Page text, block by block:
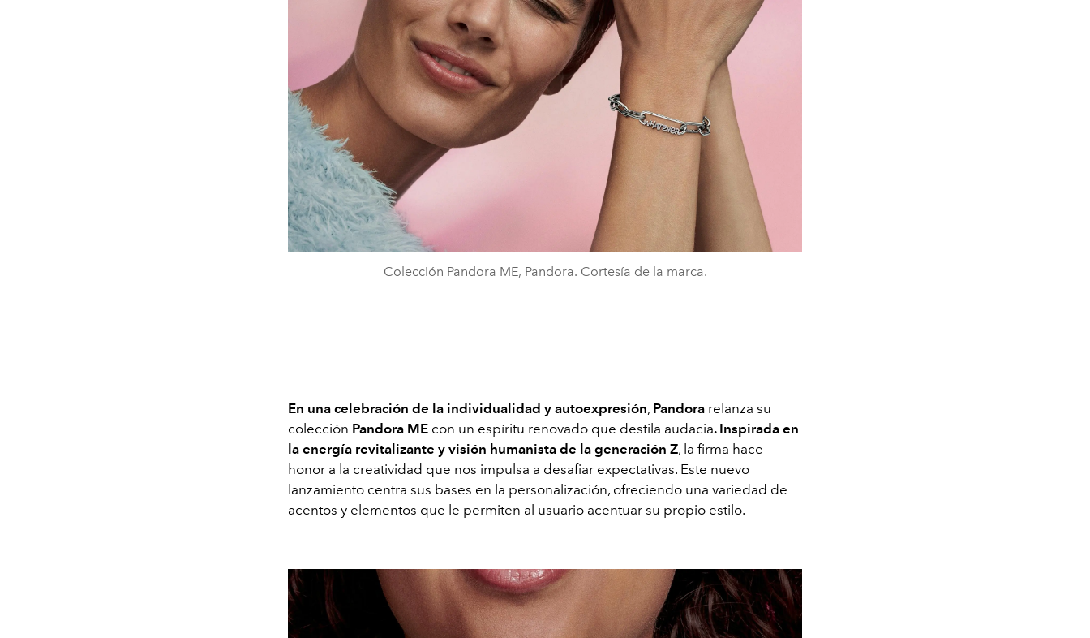
Colección Pandora ME, Pandora. Cortesía de la marca.
En una celebración de la individualidad y autoexpresión, Pandora relanza su
colección Pandora ME con un espíritu renovado que destila audacia. Inspirada en
la energía revitalizante y visión humanista de la generación Z, la firma hace
honor a la creatividad que nos impulsa a desafiar expectativas. Este nuevo
lanzamiento centra sus bases en la personalización, ofreciendo una variedad de
acentos y elementos que le permiten al usuario acentuar su propio estilo.